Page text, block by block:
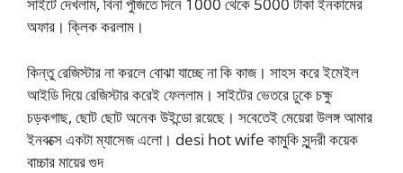
অফার। ক্লিক করলাম।
কিন্তু রেজিস্টার না করলে বোঝা যাচ্ছে না কি কাজ। সাহস করে ইমেইল
আইডি দিয়ে রেজিস্টার করেই ফেললাম। সাইটের ভেতরে ঢুকে চক্ষু
চড়কগাছ, ছোট ছোট অনেক উইন্ডো রয়েছে। সবেতেই মেয়েরা উলঙ্গ আমার
ইনবক্সে একটা ম্যাসেজ এলো। desi hot wife কামুকি সুন্দরী কয়েক
বাচ্চার মায়ের গুদ